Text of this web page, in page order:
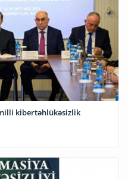
kibertəhlükəsizlik